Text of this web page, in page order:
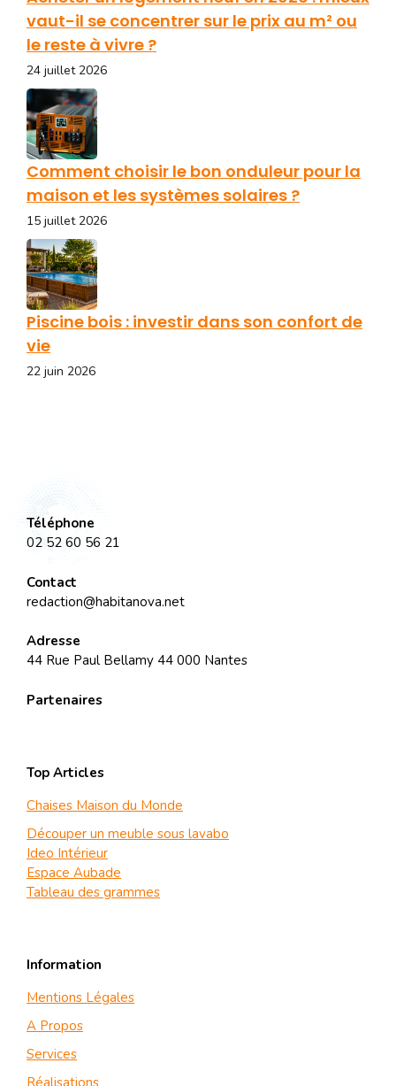
vaut-il se concentrer sur le prix au m² ou
le reste à vivre ?
24 juillet 2026
Comment choisir le bon onduleur pour la
maison et les systèmes solaires ?
15 juillet 2026
Piscine bois : investir dans son confort de
vie
22 juin 2026
Téléphone
02 52 60 56 21
Contact
redaction@habitanova.net
Adresse
44 Rue Paul Bellamy 44 000 Nantes
Partenaires
Top Articles
Chaises Maison du Monde
Découper un meuble sous lavabo
Ideo Intérieur
Espace Aubade
Tableau des grammes
Information
Mentions Légales
A Propos
Services
Réalisations